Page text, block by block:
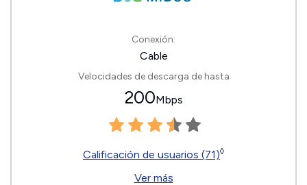
Conexión:
Cable
Velocidades de descarga de hasta
200Mbps
Calificación de usuarios (71)◊
Ver más